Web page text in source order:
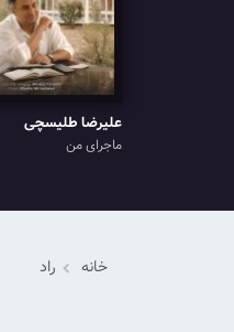
علیرضا طلیسچی
ماجرای من
خانه راد